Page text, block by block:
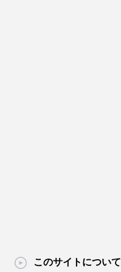
このサイトについて